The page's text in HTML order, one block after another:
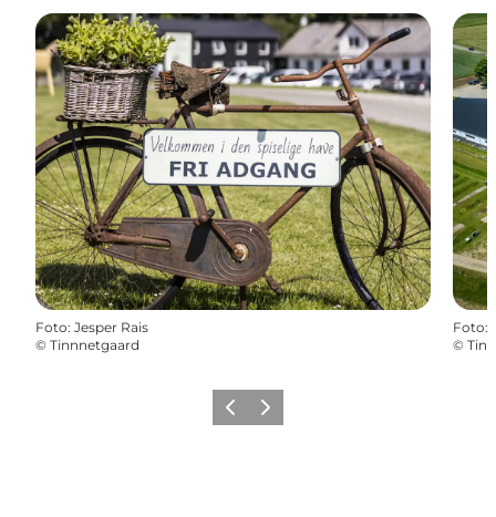
Foto: Jesper Rais
© Tinnnetgaard
Foto:
©
ForrigeNæste